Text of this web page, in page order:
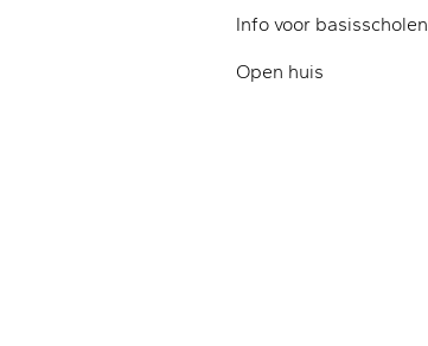
Info voor basisscholen
Open huis